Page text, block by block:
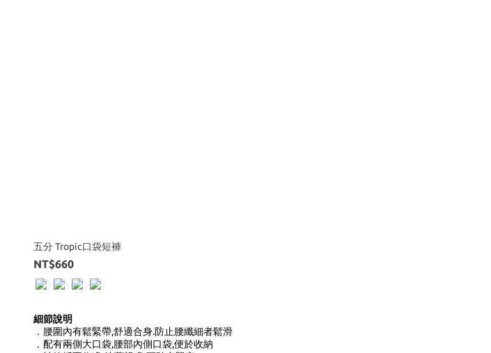
五分 Tropic口袋短褲
NT$660
細節說明
．腰圍內有鬆緊帶,舒適合身.防止腰纖細者鬆滑
．配有兩側大口袋,腰部內側口袋,便於收納